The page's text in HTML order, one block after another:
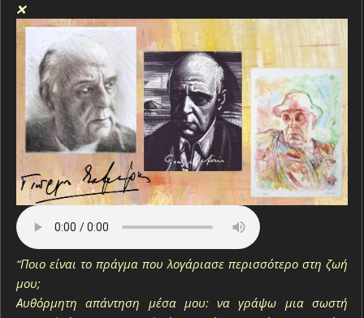
❌
“Ποιο είναι το πράγμα που λογάριασε περισσότερο στη ζωή
μου;
Αυθόρμητη απάντηση μέσα μου: να γράψω μια σωστή